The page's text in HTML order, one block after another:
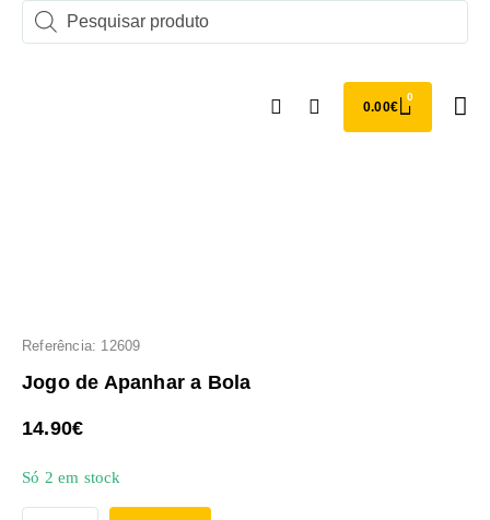
0.00€
0
Referência: 12609
Jogo de Apanhar a Bola
14.90€
Só 2 em stock